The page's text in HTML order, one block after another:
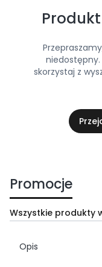
niedostępny.
skorzystaj z
Promocje
Wszystkie produkty
Opis